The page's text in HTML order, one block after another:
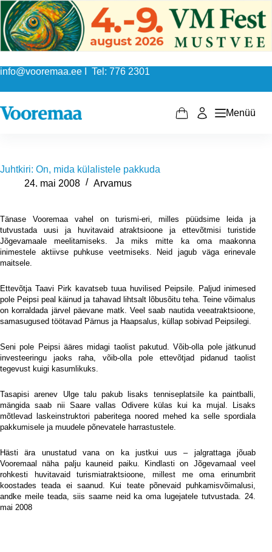
Skip
to
content
info@vooremaa.ee I Tel: 776 2301
Shopping
Menüü
Juhtkiri: On, mida külalistele pakkuda
24. mai 2008
Arvamus
Tänase Vooremaa vahel on turismi-eri, milles püüdsime leida ja
tutvustada uusi ja huvitavaid atraktsioone ja ettevõtmisi turistide
Jõgevamaale meelitamiseks. Ja miks mitte ka oma maakonna
inimestele aktiivse puhkuse veetmiseks. Neid jagub väga erinevale
maitsele.
Ettevõtja Taavi Pirk kavatseb tuua huvilised Peipsile. Paljud inimesed
pole Peipsi peal käinud ja tahavad lihtsalt lõbusõitu teha. Teine võimalus
on korraldada järvel päevane matk. Veel saab nautida veeatraktsioone,
samasugused töötavad Pärnus ja Haapsalus, küllap sobivad Peipsilegi.
Seni pole Peipsi ääres midagi taolist pakutud. Võib-olla pole jätkunud
investeeringu jaoks raha, võib-olla pole ettevõtjad pidanud taolist
tegevust kuigi kasumlikuks.
Tasapisi arenev Ulge talu pakub lisaks tenniseplatsile ka paintballi,
mängida saab nii Saare vallas Odivere külas kui ka mujal. Lisaks
mõtlevad laskeinstruktori paberitega noored mehed ka selle spordiala
pakkumisele ja muudele põnevatele harrastustele.
Hästi ära unustatud vana on ka justkui uus – jalgrattaga jõuab
Vooremaal näha palju kauneid paiku. Kindlasti on Jõgevamaal veel
rohkesti huvitavaid turismiatraktsioone, millest me oma erinumbrit
koostades teada ei saanud. Kui teate põnevaid puhkamisvõimalusi,
andke meile teada, siis saame neid ka oma lugejatele tutvustada. 24.
mai 2008